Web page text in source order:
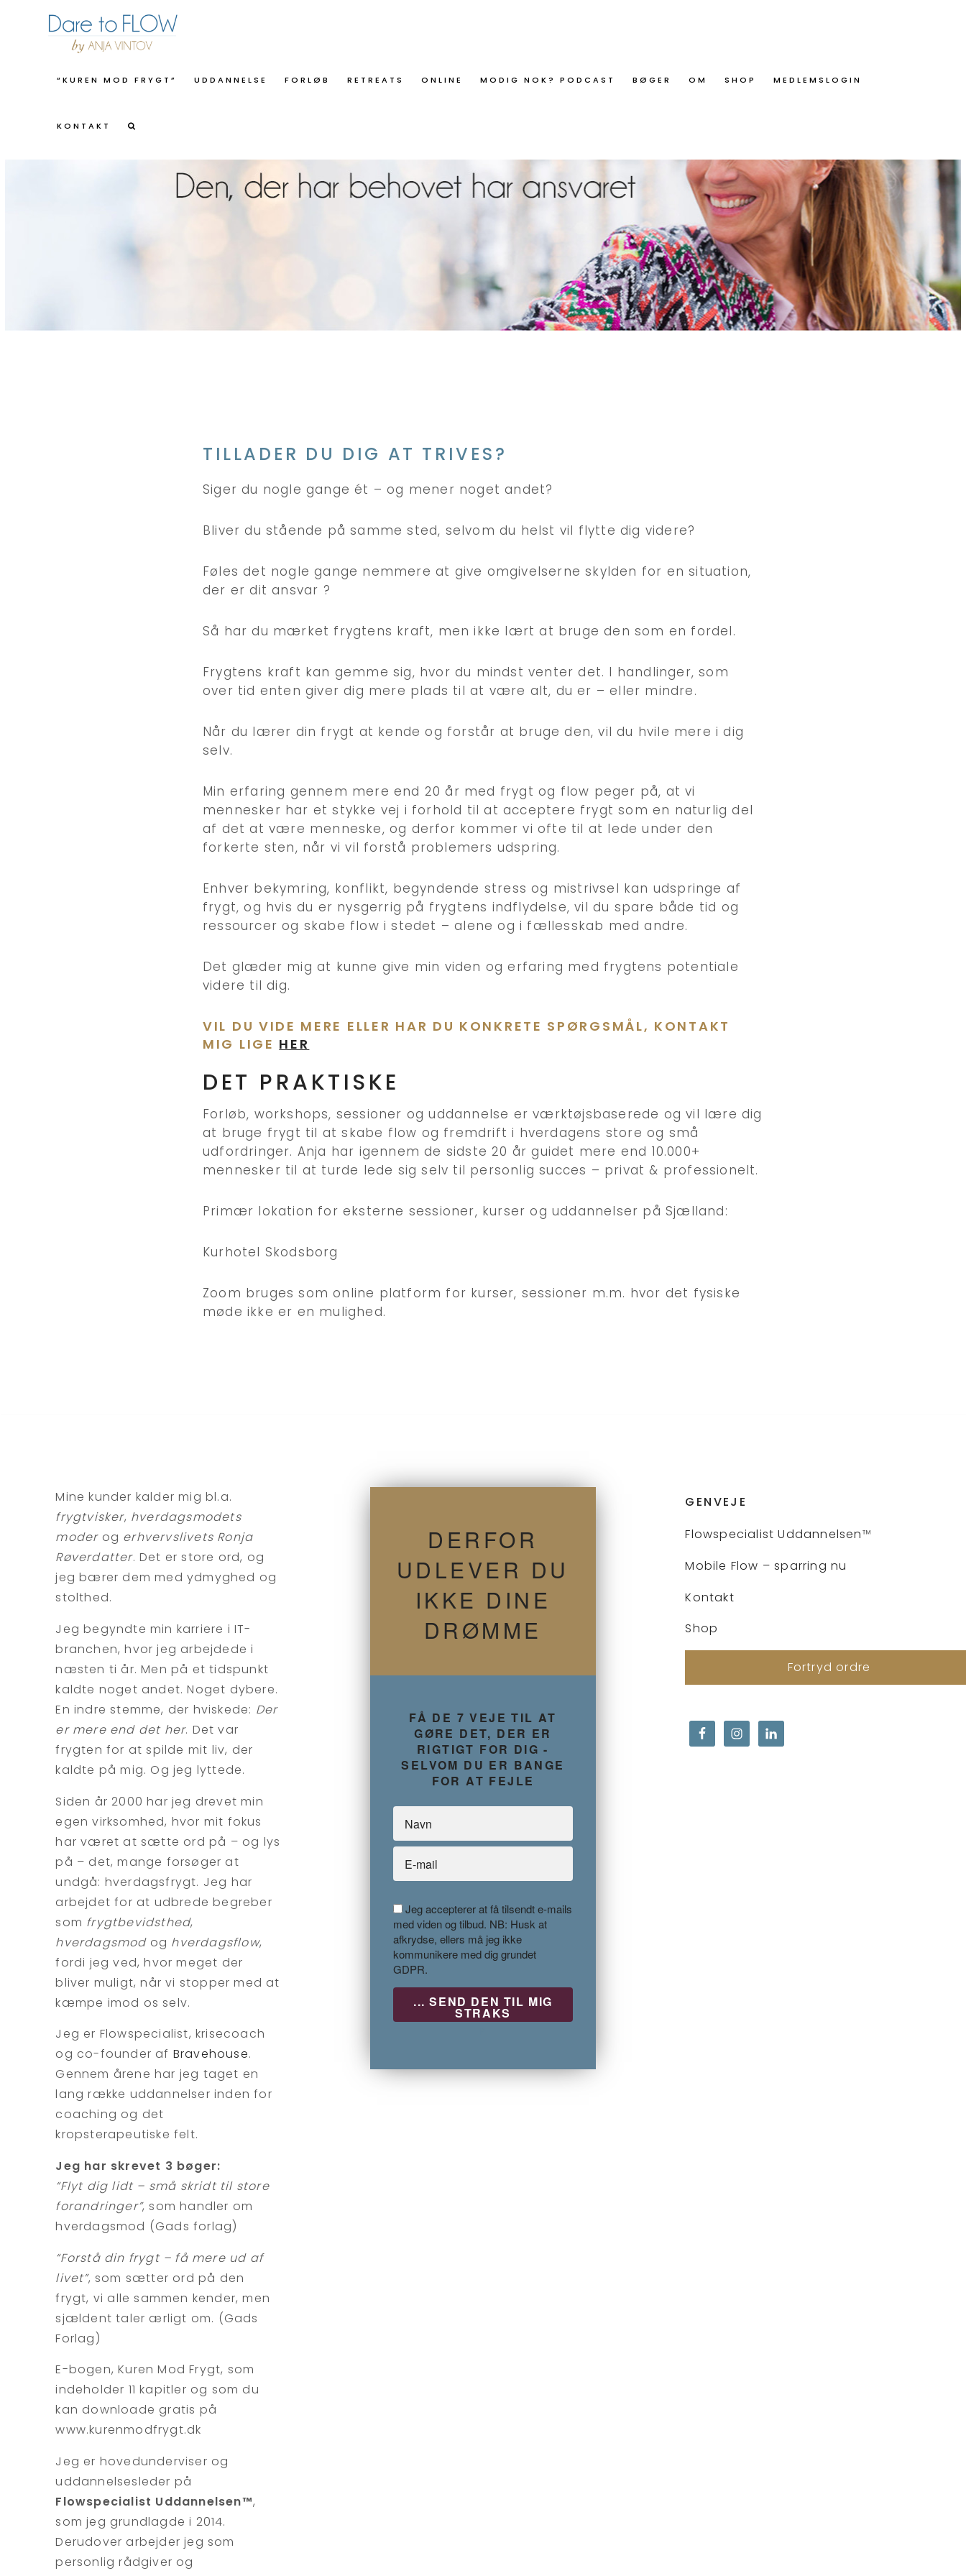
“KUREN MOD FRYGT” UDDANNELSE FORLØB RETREATS ONLINE MODIG NOK? PODCAST BØGER OM SHOP MEDLEMSLOGIN
KONTAKT
TILLADER DU DIG AT TRIVES?
Siger du nogle gange ét – og mener noget andet?
Bliver du stående på samme sted, selvom du helst vil flytte dig videre?
Føles det nogle gange nemmere at give omgivelserne skylden for en situation,
der er dit ansvar ?
Så har du mærket frygtens kraft, men ikke lært at bruge den som en fordel.
Frygtens kraft kan gemme sig, hvor du mindst venter det. I handlinger, som
over tid enten giver dig mere plads til at være alt, du er – eller mindre.
Når du lærer din frygt at kende og forstår at bruge den, vil du hvile mere i dig
selv.
Min erfaring gennem mere end 20 år med frygt og flow peger på, at vi
mennesker har et stykke vej i forhold til at acceptere frygt som en naturlig del
af det at være menneske, og derfor kommer vi ofte til at lede under den
forkerte sten, når vi vil forstå problemers udspring.
Enhver bekymring, konflikt, begyndende stress og mistrivsel kan udspringe af
frygt, og hvis du er nysgerrig på frygtens indflydelse, vil du spare både tid og
ressourcer og skabe flow i stedet – alene og i fællesskab med andre.
Det glæder mig at kunne give min viden og erfaring med frygtens potentiale
videre til dig.
VIL DU VIDE MERE ELLER HAR DU KONKRETE SPØRGSMÅL, KONTAKT
MIG LIGE HER
DET PRAKTISKE
Forløb, workshops, sessioner og uddannelse er værktøjsbaserede og vil lære dig
at bruge frygt til at skabe flow og fremdrift i hverdagens store og små
udfordringer. Anja har igennem de sidste 20 år guidet mere end 10.000+
mennesker til at turde lede sig selv til personlig succes – privat & professionelt.
Primær lokation for eksterne sessioner, kurser og uddannelser på Sjælland:
Kurhotel Skodsborg
Zoom bruges som online platform for kurser, sessioner m.m. hvor det fysiske
møde ikke er en mulighed.
Mine kunder kalder mig bl.a.
frygtvisker, hverdagsmodets
moderog erhvervslivets Ronja
Røverdatter. Det er store ord, og
jeg bærer dem med ydmyghed og
stolthed.
Jeg begyndte min karriere i IT-
branchen, hvor jeg arbejdede i
næsten ti år. Men på et tidspunkt
kaldte noget andet. Noget dybere.
En indre stemme, der hviskede: Der
er mere end det her. Det var
frygten for at spilde mit liv, der
kaldte på mig. Og jeg lyttede.
Siden år 2000 har jeg drevet min
egen virksomhed, hvor mit fokus
har været at sætte ord på – og lys
på – det, mange forsøger at
undgå: hverdagsfrygt. Jeg har
arbejdet for at udbrede begreber
som frygtbevidsthed,
hverdagsmodog hverdagsflow,
fordi jeg ved, hvor meget der
bliver muligt, når vi stopper med at
kæmpe imod os selv.
Jeg er Flowspecialist, krisecoach
og co-founder af Bravehouse.
Gennem årene har jeg taget en
lang række uddannelser inden for
coaching og det
kropsterapeutiske felt.
Jeg har skrevet 3 bøger:
“Flyt dig lidt – små skridt til store
forandringer”, som handler om
hverdagsmod (Gads forlag)
“Forstå din frygt – få mere ud af
livet”, som sætter ord på den
frygt, vi alle sammen kender, men
sjældent taler ærligt om. (Gads
Forlag)
E-bogen, Kuren Mod Frygt, som
indeholder 11 kapitler og som du
kan downloade gratis på
www.kurenmodfrygt.dk
Jeg er hovedunderviser og
uddannelsesleder på
Flowspecialist Uddannelsen™,
som jeg grundlagde i 2014.
Derudover arbejder jeg som
personlig rådgiver og
DERFOR
UDLEVER DU
IKKE DINE
DRØMME
FÅ DE 7 VEJE TIL AT
GØRE DET, DER ER
RIGTIGT FOR DIG -
SELVOM DU ER BANGE
FOR AT FEJLE
Jeg accepterer at få tilsendt e-mails
med viden og tilbud. NB: Husk at
afkrydse, ellers må jeg ikke
kommunikere med dig grundet
GDPR.
GENVEJE
Flowspecialist Uddannelsen™
Mobile Flow – sparring nu
Kontakt
Shop
Fortryd ordre